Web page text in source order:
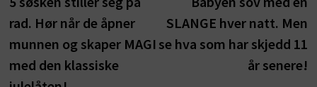
rad. Hør når de åpner
munnen og skaper MAGI
med den klassiske
SLANGE hver natt. Men
se hva som har skjedd 11
år senere!